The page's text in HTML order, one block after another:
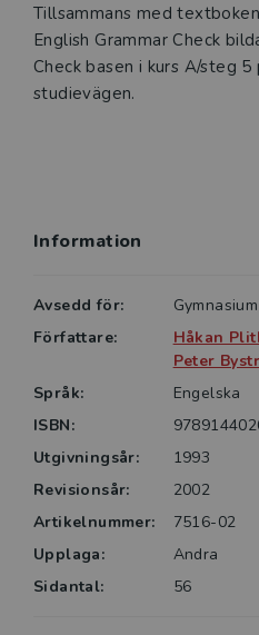
Tillsammans med
English Grammar Check
Check basen i kurs A/steg 5
studievägen.
Information
Avsedd för:
Gymnasium
Författare:
Håkan
Peter
Språk:
Engelska
ISBN:
Utgivningsår:
1993
Revisionsår:
2002
Artikelnummer:
7516-02
Upplaga:
Andra
Sidantal:
56